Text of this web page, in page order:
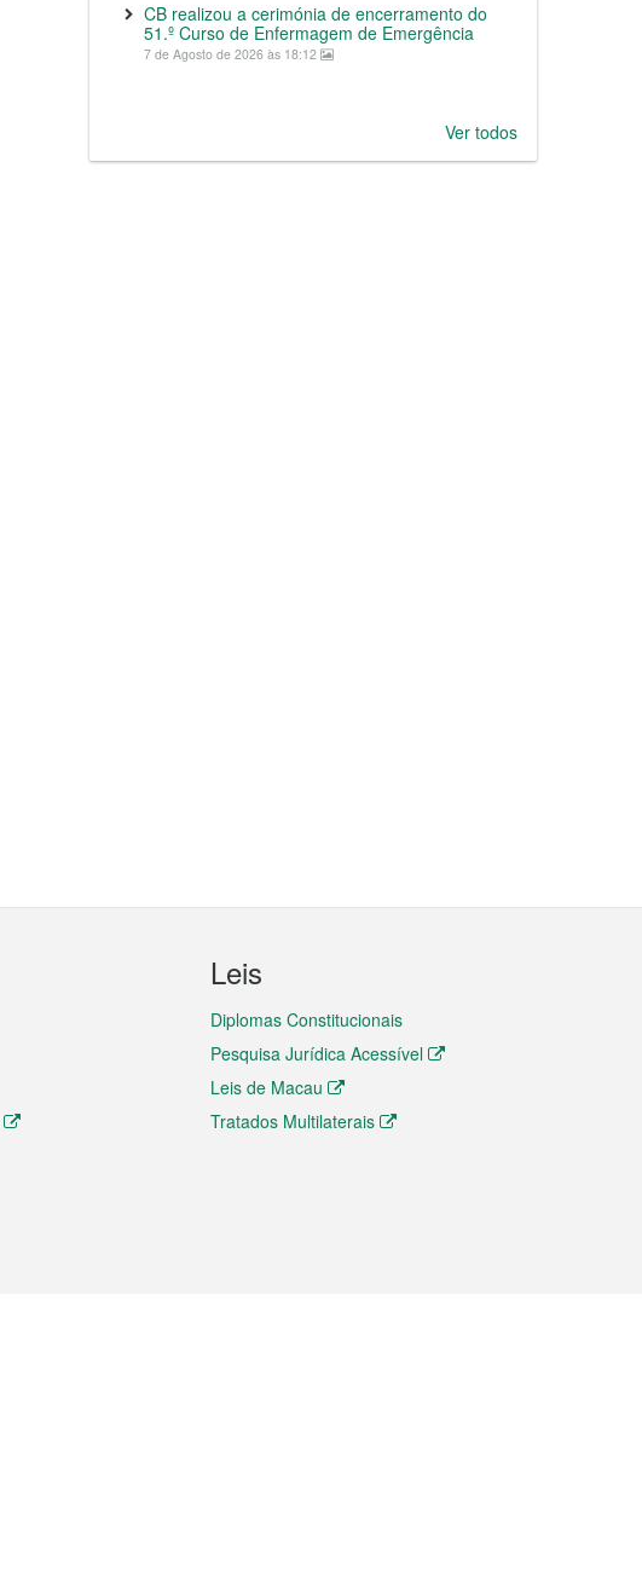
CB realizou a cerimónia de encerramento do
51.º Curso de Enfermagem de Emergência
7 de Agosto de 2026 às 18:12
Ver todos
Leis
Diplomas Constitucionais
Pesquisa Jurídica Acessível
Leis de Macau
Tratados Multilaterais